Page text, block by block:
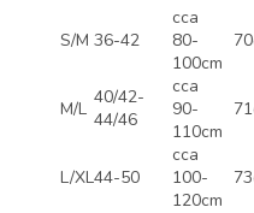
S/M 36-42
cca
80-
100cm
M/L
40/42-
44/46
cca
90-
110cm
L/XL44-50
cca
100-
120cm